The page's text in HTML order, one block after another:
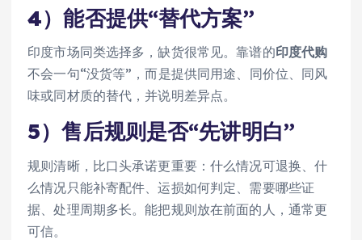
4）能否提供“替代方案”
印度市场同类选择多，缺货很常见。靠谱的印度代购
不会一句“没货等”，而是提供同用途、同价位、同风
味或同材质的替代，并说明差异点。
5）售后规则是否“先讲明白”
规则清晰，比口头承诺更重要：什么情况可退换、什
么情况只能补寄配件、运损如何判定、需要哪些证
据、处理周期多长。能把规则放在前面的人，通常更
可信。